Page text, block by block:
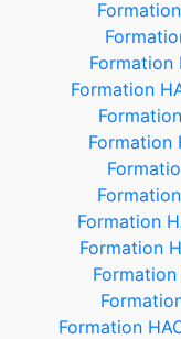
Formation
Formation
Formation
Formation
Formation
Formation